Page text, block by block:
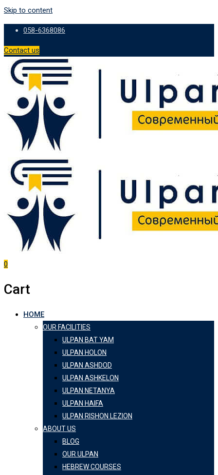
Skip to content
058-6368086
Contact us
0
Cart
HOME
OUR FACILITIES
ULPAN BAT YAM
ULPAN HOLON
ULPAN ASHDOD
ULPAN ASHKELON
ULPAN NETANYA
ULPAN HAIFA
ULPAN RISHON LEZION
ABOUT US
BLOG
OUR ULPAN
HEBREW COURSES